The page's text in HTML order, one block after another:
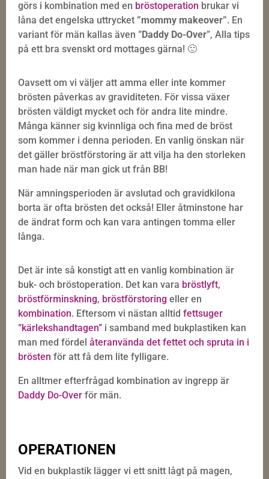
görs i kombination med en bröstoperation brukar vi
låna det engelska uttrycket ”mommy makeover”. En
variant för män kallas även ”Daddy Do-Over”, Alla tips
på ett bra svenskt ord mottages gärna! 🙂
Oavsett om vi väljer att amma eller inte kommer
brösten påverkas av graviditeten. För vissa växer
brösten väldigt mycket och för andra lite mindre.
Många känner sig kvinnliga och fina med de bröst
som kommer i denna perioden. En vanlig önskan när
det gäller bröstförstoring är att vilja ha den storleken
man hade när man gick ut från BB!
När amningsperioden är avslutad och gravidkilona
borta är ofta brösten det också! Eller åtminstone har
de ändrat form och kan vara antingen tomma eller
långa.
Det är inte så konstigt att en vanlig kombination är
buk- och bröstoperation. Det kan vara bröstlyft,
bröstförminskning, bröstförstoring eller en
kombination. Eftersom vi nästan alltid fettsuger
”kärlekshandtagen” i samband med bukplastiken kan
man med fördel återanvända det fettet och spruta in i
brösten för att få dem lite fylligare.
En alltmer efterfrågad kombination av ingrepp är
Daddy Do-Over för män.
OPERATIONEN
Vid en bukplastik lägger vi ett snitt lågt på magen,